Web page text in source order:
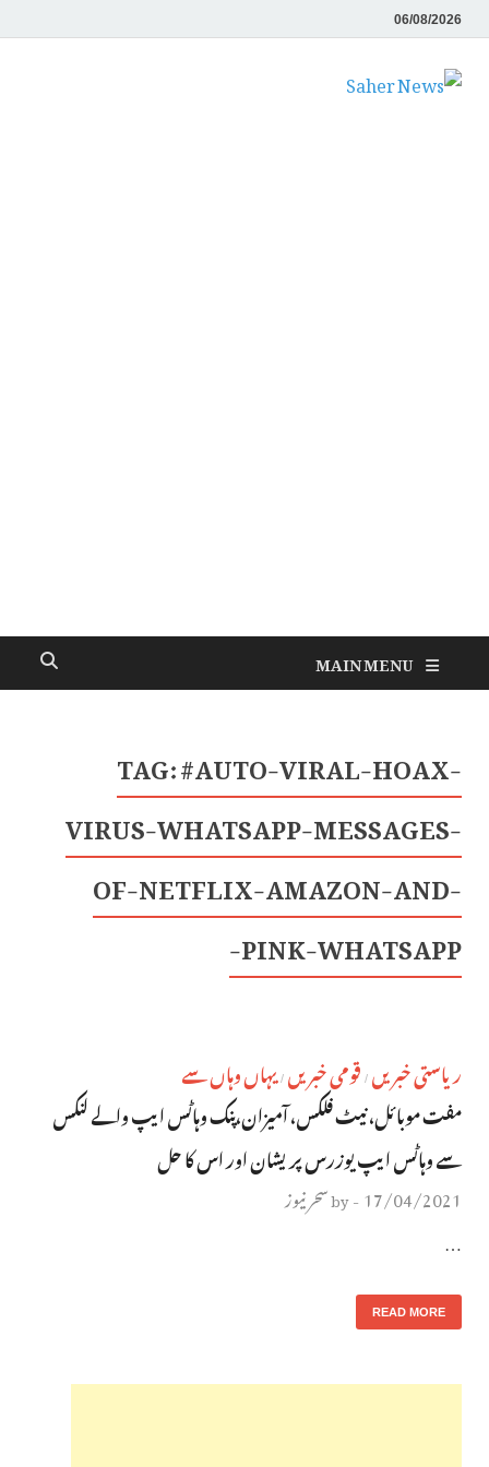
06/08/2026
MAIN MENU
TAG:#AUTO-VIRAL-HOAX-
VIRUS-WHATSAPP-MESSAGES-
OF-NETFLIX-AMAZON-AND-
PINK-WHATSAPP-
ریاستی خبریں / قومی خبریں /یہاں وہاں سے
مفت موبائل، نیٹ فلکس، آمیزان،پنک وہاٹس ایپ والے لنکس
سے وہاٹس ایپ یوزرس پریشان اور اس کا حل
17/04/2021
-
byسحر نیوز
…
READ MORE